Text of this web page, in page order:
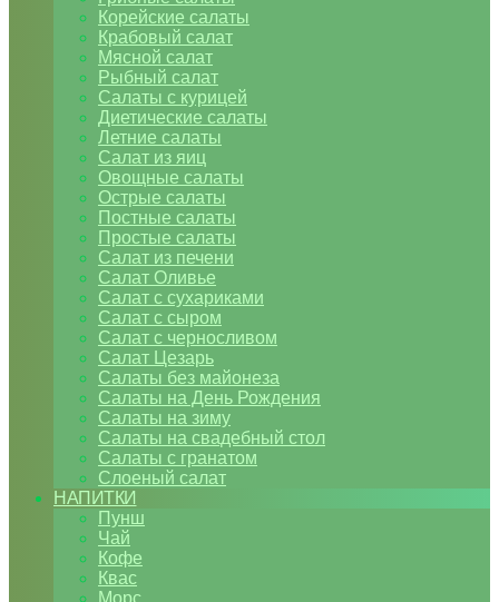
Корейские салаты
Крабовый салат
Мясной салат
Рыбный салат
Салаты с курицей
Диетические салаты
Летние салаты
Салат из яиц
Овощные салаты
Острые салаты
Постные салаты
Простые салаты
Салат из печени
Салат Оливье
Салат с сухариками
Салат с сыром
Салат с черносливом
Салат Цезарь
Салаты без майонеза
Салаты на День Рождения
Салаты на зиму
Салаты на свадебный стол
Салаты с гранатом
Слоеный салат
НАПИТКИ
Пунш
Чай
Кофе
Квас
Морс